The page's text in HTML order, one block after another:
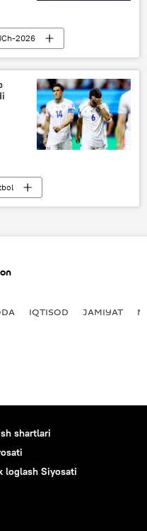
2026
anjuman
IQTISOD JAMIYAT
shartlari
loglash Siyosati